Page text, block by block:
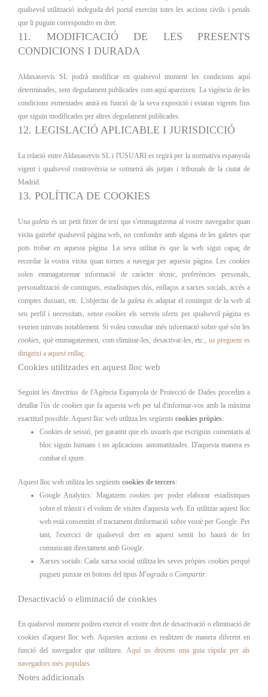
qualsevol utilització indeguda del portal exercint totes les accions civils i penals
que li puguin correspondre en dret.
11. MODIFICACIÓ DE LES PRESENTS
CONDICIONS I DURADA
Aldaxaservis SL podrà modificar en qualsevol moment les condicions aquí
determinades, sent degudament publicades com aquí apareixen. La vigència de les
condicions esmentades anirà en funció de la seva exposició i estaran vigents fins
que siguin modificades per altres degudament publicades.
12. LEGISLACIÓ APLICABLE I JURISDICCIÓ
La relació entre Aldaxaservis SL i l'USUARI es regirà per la normativa espanyola
vigent i qualsevol controvèrsia se sotmetrà als jutjats i tribunals de la ciutat de
Madrid.
13. POLÍTICA DE COOKIES
Unagaleta és un petit fitxer de text que s'emmagatzema al vostre navegador quan
visita gairebé qualsevol pàgina web, no confondre amb alguna de les galetes que
pots trobar en aquesta pàgina. La seva utilitat és que la web sigui capaç de
recordar la vostra visita quan torneu a navegar per aquesta pàgina. Les cookies
solen emmagatzemar informació de caràcter tècnic, preferències personals,
personalització de continguts, estadístiques dús, enllaços a xarxes socials, accés a
comptes dusuari, etc. L'objectiu de la galetaés adaptar el contingut de la web al
seu perfil i necessitats, sensecookies els serveis oferts per qualsevol pàgina es
veurien minvats notablement. Si voleu consultar més informació sobre què són les
cookies, què emmagatzemen, com eliminar-les, desactivar-les, etc., us preguem es
dirigeixi a aquest enllaç.
Cookies utilitzades en aquest lloc web
Seguint les directrius de l'Agència Espanyola de Protecció de Dades procedim a
detallar l'ús de cookiesque fa aquesta web per tal d'informar-vos amb la màxima
exactitud possible. Aquest lloc web utilitza les següents cookies pròpies:
Cookies de sessió, per garantir que els usuaris que escriguin comentaris al
bloc siguin humans i no aplicacions automatitzades. D'aquesta manera es
combat el spam.
Aquest lloc web utilitza les següents cookies de tercers:
Google Analytics: Magatzemcookies per poder elaborar estadístiques
sobre el trànsit i el volum de visites d'aquesta web. En utilitzar aquest lloc
web està consentint el tractament dinformació sobre vostè per Google. Per
tant, l'exercici de qualsevol dret en aquest sentit ho haurà de fer
comunicant directament amb Google.
Xarxes socials: Cada xarxa social utilitza les seves pròpies cookiesperquè
pugueu punxar en botons del tipus M'agradao Compartir.
Desactivació o eliminació de cookies
En qualsevol moment podreu exercir el vostre dret de desactivació o eliminació de
cookies d'aquest lloc web. Aquestes accions es realitzen de manera diferent en
funció del navegador que utilitzeu. Aquí us deixem una guia ràpida per als
navegadors més populars
Notes addicionals